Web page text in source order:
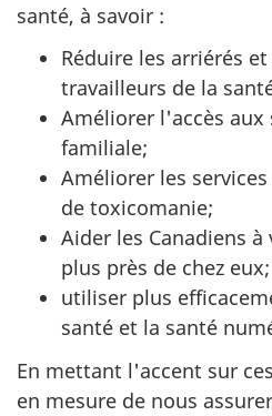
santé, à savoir :
Réduire les arriérés
travailleurs de la
Améliorer l'accès aux
familiale;
Améliorer les
de toxicomanie;
Aider les Canadiens
plus près de chez
utiliser plus
santé et la santé
En mettant l'accent sur
en mesure de nous